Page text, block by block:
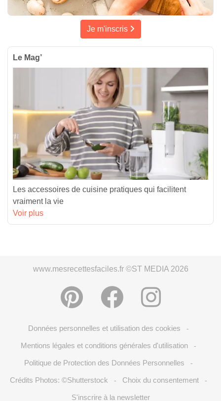
Je m'inscris
Le Mag’
Les accessoires de cuisine pratiques qui facilitent
vraiment la vie
Voir plus
www.mesrecettesfaciles.fr ©ST MEDIA 2026
Données personnelles et utilisation des cookies -
Mentions légales et conditions générales d'utilisation -
Politique de Protection des Données Personnelles -
Crédits Photos: ©Shutterstock - Choix du consentement -
S'inscrire à la newsletter